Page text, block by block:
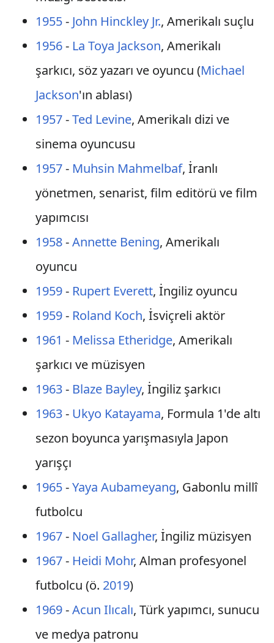
1955- John Hinckley Jr., Amerikalı suçlu
1956- La Toya Jackson, Amerikalı
şarkıcı, söz yazarı ve oyuncu (Michael
Jackson'ın ablası)
1957-Ted Levine, Amerikalı dizi ve
sinema oyuncusu
1957- Muhsin Mahmelbaf, İranlı
yönetmen, senarist, film editörü ve film
yapımcısı
1958-Annette Bening, Amerikalı
oyuncu
1959- Rupert Everett, İngiliz oyuncu
1959- Roland Koch, İsviçreli aktör
1961 - Melissa Etheridge, Amerikalı
şarkıcı ve müzisyen
1963- Blaze Bayley, İngiliz şarkıcı
1963- Ukyo Katayama, Formula 1'de altı
sezon boyunca yarışmasıyla Japon
yarışçı
1965-Yaya Aubameyang, Gabonlu millî
futbolcu
1967- Noel Gallagher, İngiliz müzisyen
1967- Heidi Mohr, Alman profesyonel
futbolcu (ö. 2019)
1969-Acun Ilıcalı, Türk yapımcı, sunucu
ve medya patronu